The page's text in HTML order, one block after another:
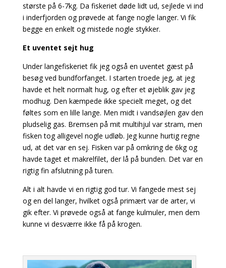
største på 6-7kg. Da fiskeriet døde lidt ud, sejlede vi ind
i inderfjorden og prøvede at fange nogle langer. Vi fik
begge en enkelt og mistede nogle stykker.
Et uventet sejt hug
Under langefiskeriet fik jeg også en uventet gæst på
besøg ved bundforfanget. I starten troede jeg, at jeg
havde et helt normalt hug, og efter et øjeblik gav jeg
modhug. Den kæmpede ikke specielt meget, og det
føltes som en lille lange. Men midt i vandsøjlen gav den
pludselig gas. Bremsen på mit multihjul var stram, men
fisken tog alligevel nogle udløb. Jeg kunne hurtig regne
ud, at det var en sej. Fisken var på omkring de 6kg og
havde taget et makrelfilet, der lå på bunden. Det var en
rigtig fin afslutning på turen.
Alt i alt havde vi en rigtig god tur. Vi fangede mest sej
og en del langer, hvilket også primært var de arter, vi
gik efter. Vi prøvede også at fange kulmuler, men dem
kunne vi desværre ikke få på krogen.